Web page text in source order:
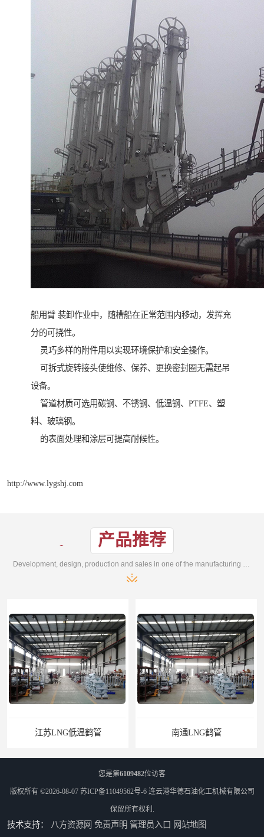
船用臂 装卸作业中，随槽船在正常范围内移动，发挥充
分的可挠性。
灵巧多样的附件用以实现环境保护和安全操作。
可拆式旋转接头使维修、保养、更换密封圈无需起吊
设备。
管道材质可选用碳钢、不锈钢、低温钢、PTFE、塑
料、玻璃钢。
的表面处理和涂层可提高耐候性。
http://www.lygshj.com
产品推荐
南通LNG鹤管 江苏LNG鹤管
您是第6109482位访客
版权所有 ©2026-08-07 苏ICP备11049562号-6 连云港华德石油化工机械有限公司
保留所有权利.
技术支持： 八方资源网 免责声明 管理员入口 网站地图